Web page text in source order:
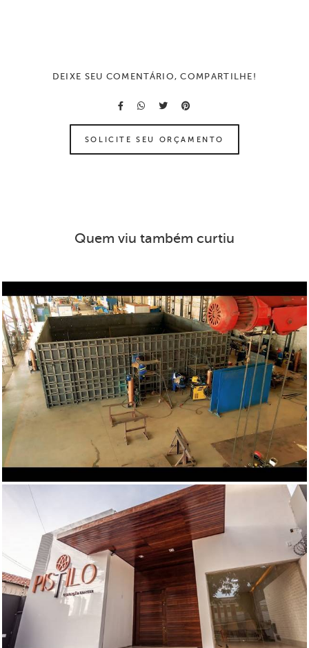
DEIXE SEU COMENTÁRIO, COMPARTILHE!
SOLICITE SEU ORÇAMENTO
Quem viu também curtiu